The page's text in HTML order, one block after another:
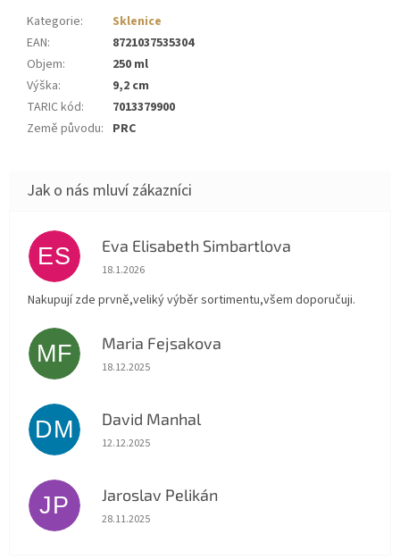
Kategorie:
Sklenice
EAN:
8721037535304
Objem:
250 ml
Výška:
9,2 cm
TARIC kód:
7013379900
Země původu: PRC
ES Eva Elisabeth Simbartlova
Hodnocení obchodu je 5 z 5 hvězdiček.
18.1.2026
Nakupují zde prvně,veliký výběr sortimentu,všem doporučuji.
MF Maria Fejsakova
Hodnocení obchodu je 5 z 5 hvězdiček.
18.12.2025
DM David Manhal
Hodnocení obchodu je 5 z 5 hvězdiček.
12.12.2025
JP Jaroslav Pelikán
Hodnocení obchodu je 5 z 5 hvězdiček.
28.11.2025